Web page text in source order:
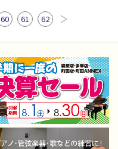
60 61 62